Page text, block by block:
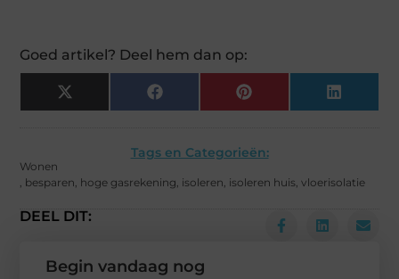
Goed artikel? Deel hem dan op:
X
(Twitter)
Facebook Pinterest LinkedIn
Tags en Categorieën:
Wonen
, besparen, hoge gasrekening, isoleren, isoleren huis,vloerisolatie
DEEL DIT:
Begin vandaag nog